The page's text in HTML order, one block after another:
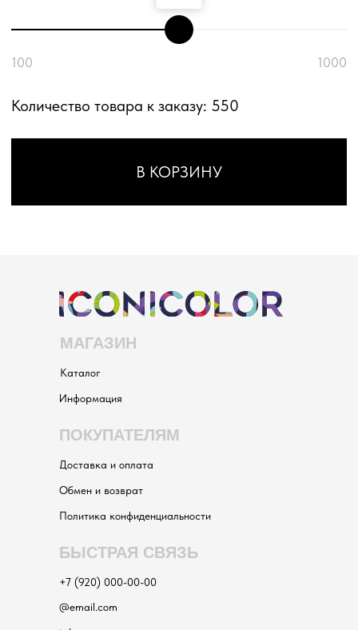
БЫСТРАЯ СВЯЗЬ
@email.com
+7 (920) 000-00-00
ПОКУПАТЕЛЯМ
Политика конфиденциальности
Обмен и возврат
Доставка и оплата
МАГАЗИН
Информация
Каталог